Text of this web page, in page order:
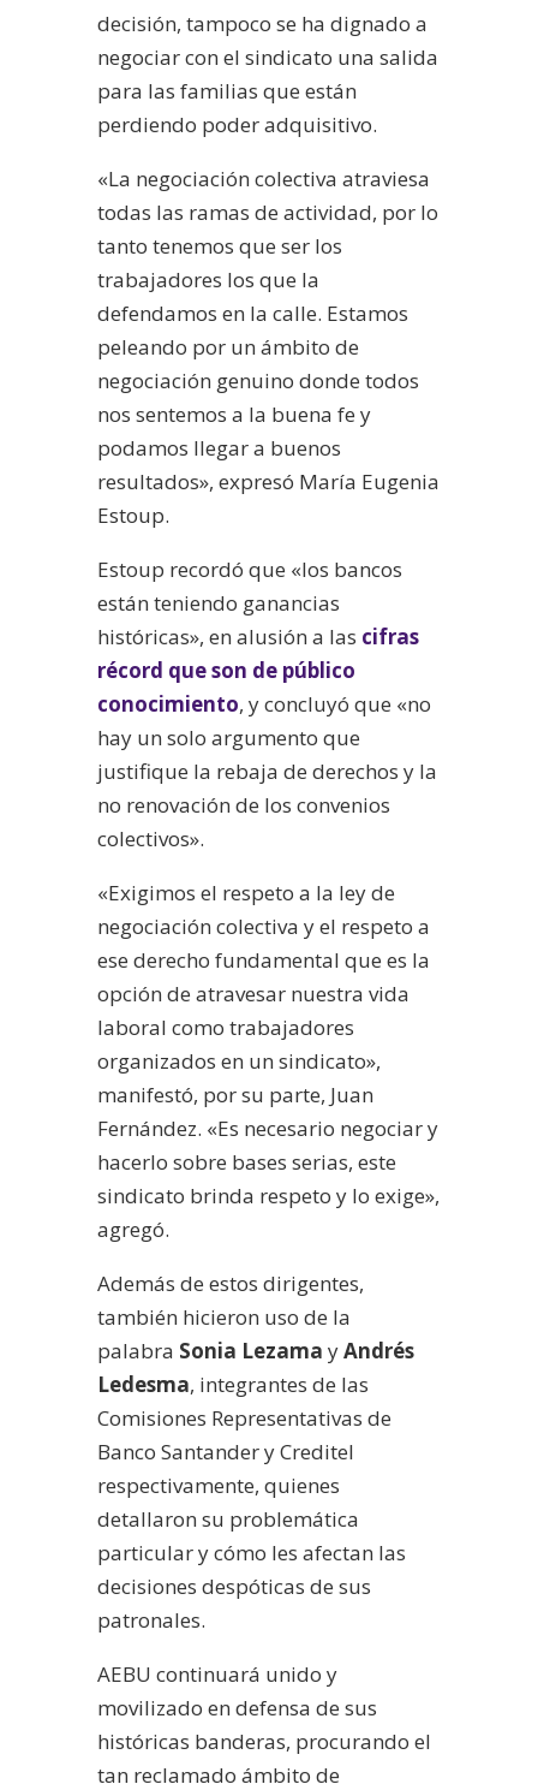
decisión, tampoco se ha dignado a
negociar con el sindicato una salida
para las familias que están
perdiendo poder adquisitivo.
«La negociación colectiva atraviesa
todas las ramas de actividad, por lo
tanto tenemos que ser los
trabajadores los que la
defendamos en la calle. Estamos
peleando por un ámbito de
negociación genuino donde todos
nos sentemos a la buena fe y
podamos llegar a buenos
resultados», expresó María Eugenia
Estoup.
Estoup recordó que «los bancos
están teniendo ganancias
históricas», en alusión a las cifras
récord que son de público
conocimiento, y concluyó que «no
hay un solo argumento que
justifique la rebaja de derechos y la
no renovación de los convenios
colectivos».
«Exigimos el respeto a la ley de
negociación colectiva y el respeto a
ese derecho fundamental que es la
opción de atravesar nuestra vida
laboral como trabajadores
organizados en un sindicato»,
manifestó, por su parte, Juan
Fernández. «Es necesario negociar y
hacerlo sobre bases serias, este
sindicato brinda respeto y lo exige»,
agregó.
Además de estos dirigentes,
también hicieron uso de la
palabra Sonia Lezama yAndrés
Ledesma, integrantes de las
Comisiones Representativas de
Banco Santander y Creditel
respectivamente, quienes
detallaron su problemática
particular y cómo les afectan las
decisiones despóticas de sus
patronales.
AEBU continuará unido y
movilizado en defensa de sus
históricas banderas, procurando el
tan reclamado ámbito de